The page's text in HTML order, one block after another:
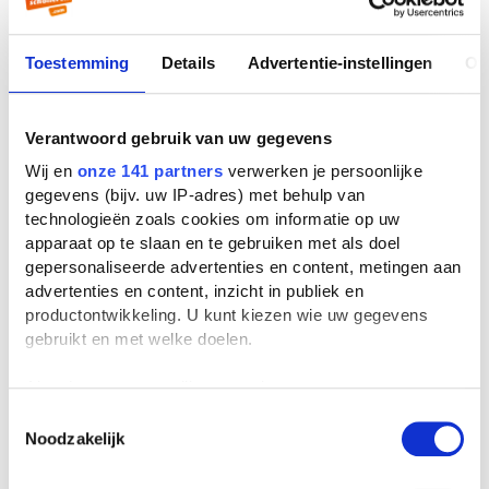
Toestemming Details Advertentie-instellingen
Verantwoord gebruik van uw gegevens
Wij en onze 141 partners verwerken je persoonlijke
gegevens (bijv. uw IP-adres) met behulp van
technologieën zoals cookies om informatie op uw
apparaat op te slaan en te gebruiken met als doel
gepersonaliseerde advertenties en content, metingen aan
advertenties en content, inzicht in publiek en
productontwikkeling. U kunt kiezen wie uw gegevens
gebruikt en met welke doelen.
Als u het toestaat, willen we ook graag:
locatie, die tot een paar meter nauwkeurig kan zijn
Noodzakelijk
alleen bij de tabellen over het vak dat je
De inhoud kan ook goed van pas komen
tegenkomt waar je helemaal niet voor hebt
geleerd. De titels van de tabellen helpen je
dan als het goed is in de juiste richting.
Het register
Mocht je het onderwerp van de vraag niet
terug kunnen vinden in de inhoud, dan kun
je op specifieke woorden gaan zoeken.
verzameling aan trefwoorden op